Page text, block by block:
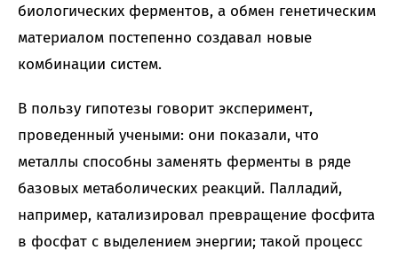
биологических ферментов, а обмен генетическим
материалом постепенно создавал новые
комбинации систем.
В пользу гипотезы говорит эксперимент,
проведенный учеными: они показали, что
металлы способны заменять ферменты в ряде
базовых метаболических реакций. Палладий,
например, катализировал превращение фосфита
в фосфат с выделением энергии; такой процесс